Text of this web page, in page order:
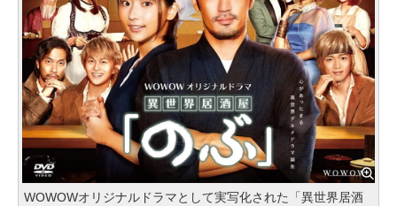
WOWOWオリジナルドラマとして実写化された「異世界居酒